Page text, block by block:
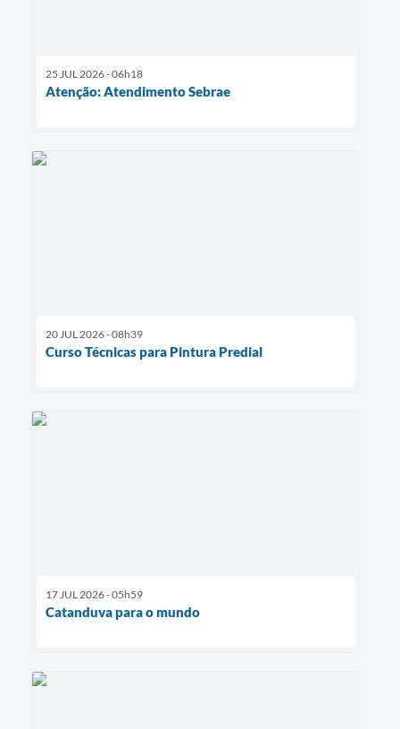
25 JUL 2026 - 06h18
Atenção: Atendimento Sebrae
20 JUL 2026 - 08h39
Curso Técnicas para Pintura Predial
17 JUL 2026 - 05h59
Catanduva para o mundo